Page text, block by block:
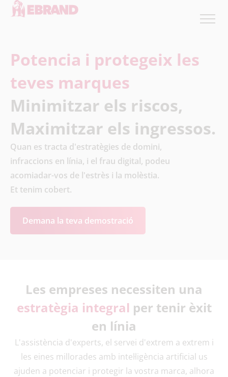
Potencia i protegeix les
teves marques
Minimitzar els riscos,
Maximitzar els ingressos.
Quan es tracta d'estratègies de domini,
infraccions en línia, i el frau digital, podeu
acomiadar-vos de l'estrès i la molèstia.
Et tenim cobert.
Demana la teva demostració
Les empreses necessiten una
estratègia integral per tenir èxit
en línia
L'assistència d'experts, el servei d'extrem a extrem i
les eines millorades amb intel·ligència artificial us
ajuden a potenciar i protegir la vostra marca, alhora